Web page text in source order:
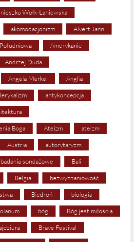
Wołk-Łaniewska
akomodacjonizm Alvert Jann
Amerykanie
Andrzej Duda
Angela Merkel Anglia
antykoncepcja
Boga Ateizm ateizm
Austria autorytaryzm
badania sondażowe Bali
Belgia bezwyznaniowość
Biedroń biologia
bóg Bóg jest miłością
Brave Festival